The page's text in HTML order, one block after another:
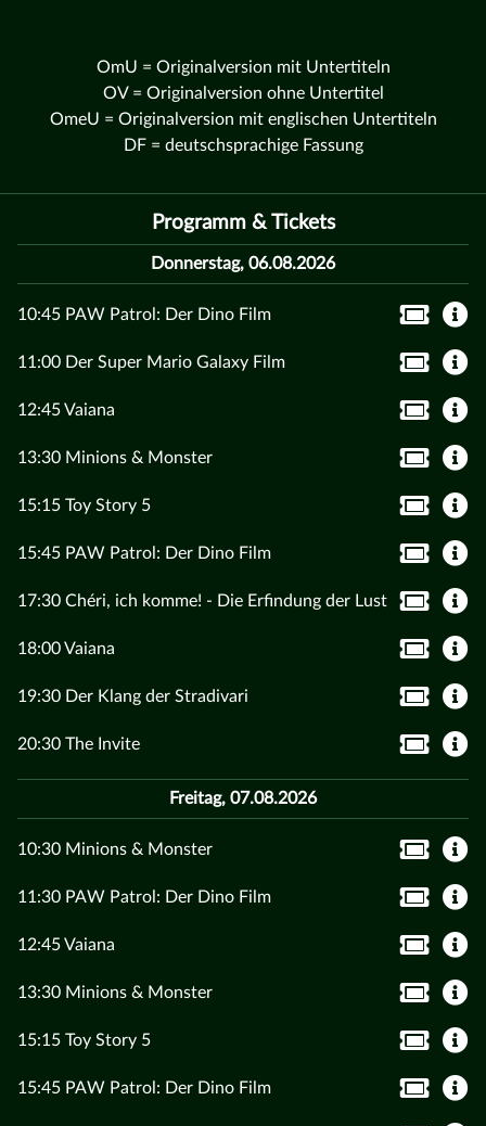
OmU = Originalversion mit Untertiteln
OV = Originalversion ohne Untertitel
OmeU = Originalversion mit englischen Untertiteln
DF = deutschsprachige Fassung
Programm & Tickets
Donnerstag, 06.08.2026
10:45 PAW Patrol: Der Dino Film
11:00 Der Super Mario Galaxy Film
12:45 Vaiana
13:30 Minions & Monster
15:15 Toy Story 5
15:45 PAW Patrol: Der Dino Film
17:30 Chéri, ich komme! - Die Erfindung der Lust
18:00 Vaiana
19:30 Der Klang der Stradivari
20:30 The Invite
Freitag, 07.08.2026
10:30 Minions & Monster
11:30 PAW Patrol: Der Dino Film
12:45 Vaiana
13:30 Minions & Monster
15:15 Toy Story 5
15:45 PAW Patrol: Der Dino Film